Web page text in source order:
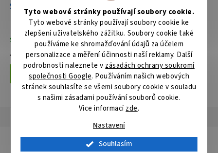
Tyto webové stránky používají soubory cookie.
Tyto webové stránky používají soubory cookie ke
zlepšení uživatelského zážitku. Soubory cookie také
používáme ke shromažďování údajů za účelem
personalizace a měření účinnosti naší reklamy. Další
podrobnosti naleznete v zásadách ochrany soukromí
společnosti Google. Používáním našich webových
stránek souhlasíte se všemi soubory cookie v souladu
s našimi zásadami používání souborů cookie.
Více informacízde.
Nastavení
Souhlasím
Stolní a pokosová pila
Skladem
18 757 Kč
Do košíku
305mm,1800W
Skladem
23 020 Kč
Do košíku
Detailní popis produktu